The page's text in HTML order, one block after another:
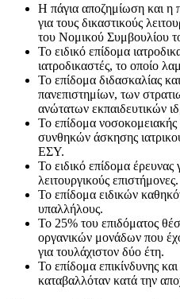
Η πάγια αποζημίωση και η
για τους δικαστικούς
του Νομικού Συμβουλίου
Το ειδικό επίδομα
ιατροδικαστές, το οποίο
Το επίδομα διδασκαλίας
πανεπιστημίων, των
ανώτατων εκπαιδευτικών
Το επίδομα
συνθηκών άσκησης
ΕΣΥ.
Το ειδικό επίδομα έρευνας
λειτουργικούς επιστήμονες.
Το επίδομα ειδικών
υπαλλήλους.
Το 25% του επιδόματος
οργανικών μονάδων που
για τουλάχιστον δύο έτη.
Το επίδομα επικίνδυνης
καταβαλλόταν κατά την